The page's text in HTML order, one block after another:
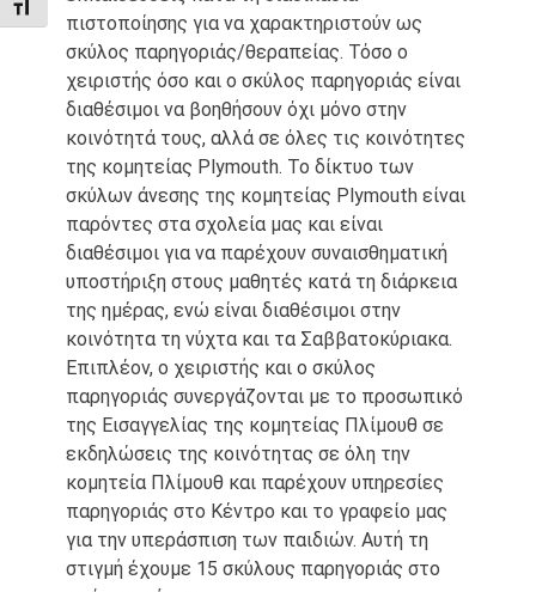
TOGGLE FONT SIZE
πιστοποίησης για να χαρακτηριστούν ως
σκύλος παρηγοριάς/θεραπείας. Τόσο ο
χειριστής όσο και ο σκύλος παρηγοριάς είναι
διαθέσιμοι να βοηθήσουν όχι μόνο στην
κοινότητά τους, αλλά σε όλες τις κοινότητες
της κομητείας Plymouth. Το δίκτυο των
σκύλων άνεσης της κομητείας Plymouth είναι
παρόντες στα σχολεία μας και είναι
διαθέσιμοι για να παρέχουν συναισθηματική
υποστήριξη στους μαθητές κατά τη διάρκεια
της ημέρας, ενώ είναι διαθέσιμοι στην
κοινότητα τη νύχτα και τα Σαββατοκύριακα.
Επιπλέον, ο χειριστής και ο σκύλος
παρηγοριάς συνεργάζονται με το προσωπικό
της Εισαγγελίας της κομητείας Πλίμουθ σε
εκδηλώσεις της κοινότητας σε όλη την
κομητεία Πλίμουθ και παρέχουν υπηρεσίες
παρηγοριάς στο Κέντρο και το γραφείο μας
για την υπεράσπιση των παιδιών. Αυτή τη
στιγμή έχουμε 15 σκύλους παρηγοριάς στο